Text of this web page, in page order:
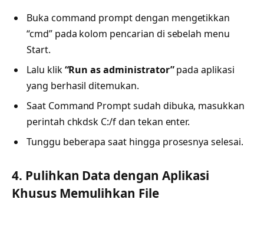
Buka command prompt dengan mengetikkan
“cmd” pada kolom pencarian di sebelah menu
Start.
Lalu klik“Run as administrator”pada aplikasi
yang berhasil ditemukan.
Saat Command Prompt sudah dibuka, masukkan
perintah chkdsk C:/f dan tekan enter.
Tunggu beberapa saat hingga prosesnya selesai.
4. Pulihkan Data dengan Aplikasi
Khusus Memulihkan File